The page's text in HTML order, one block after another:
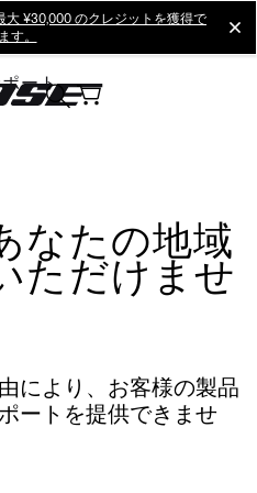
大 ¥30,000 のクレジットを獲得で
す。
ート
なたの地域
ただけませ
により、お客様の製品
ートを提供できませ